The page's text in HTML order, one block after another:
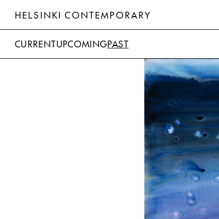
HELSINKI CONTEMPORARY
CURRENTUPCOMINGPAST